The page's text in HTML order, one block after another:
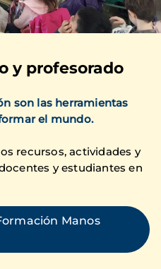
y profesorado
son las herramientas
el mundo.
recursos, actividades y
y estudiantes en
Manos